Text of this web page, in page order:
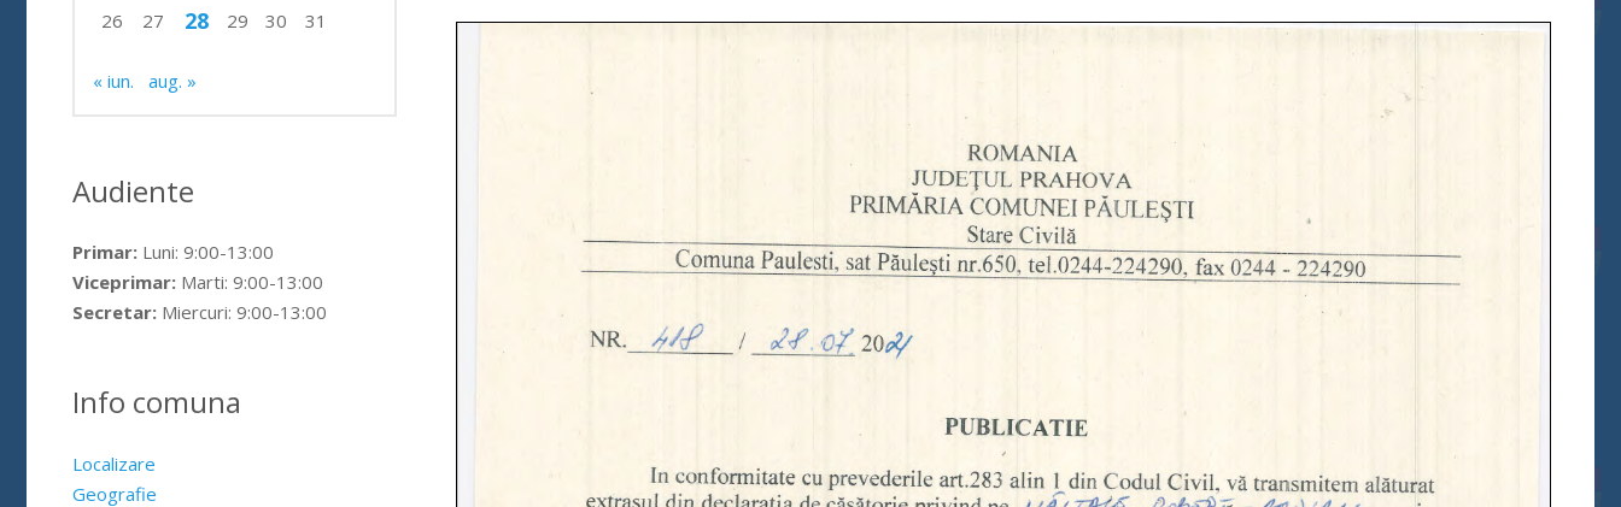
26
27 28 29 30 31
« iun. aug. »
Audiente
Primar:Luni: 9:00-13:00
Viceprimar:Marti: 9:00-13:00
Secretar:Miercuri: 9:00-13:00
Info comuna
Localizare
Geografie